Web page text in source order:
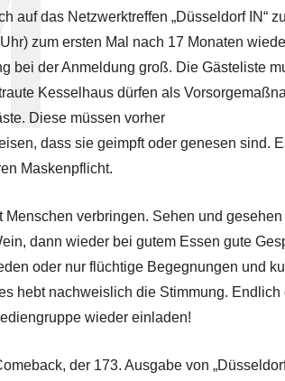
auf das Netzwerktreffen „Düsseldorf IN“
zum ersten Mal nach 17 Monaten
bei der Anmeldung groß. Die Gästeliste
Kesselhaus dürfen als
Diese müssen vorher
dass sie geimpft oder genesen sind.
Maskenpflicht.
Menschen verbringen. Sehen und
dann wieder bei gutem Essen gute
oder nur flüchtige Begegnungen und
hebt nachweislich die Stimmung.
wieder einladen!
der 173. Ausgabe von